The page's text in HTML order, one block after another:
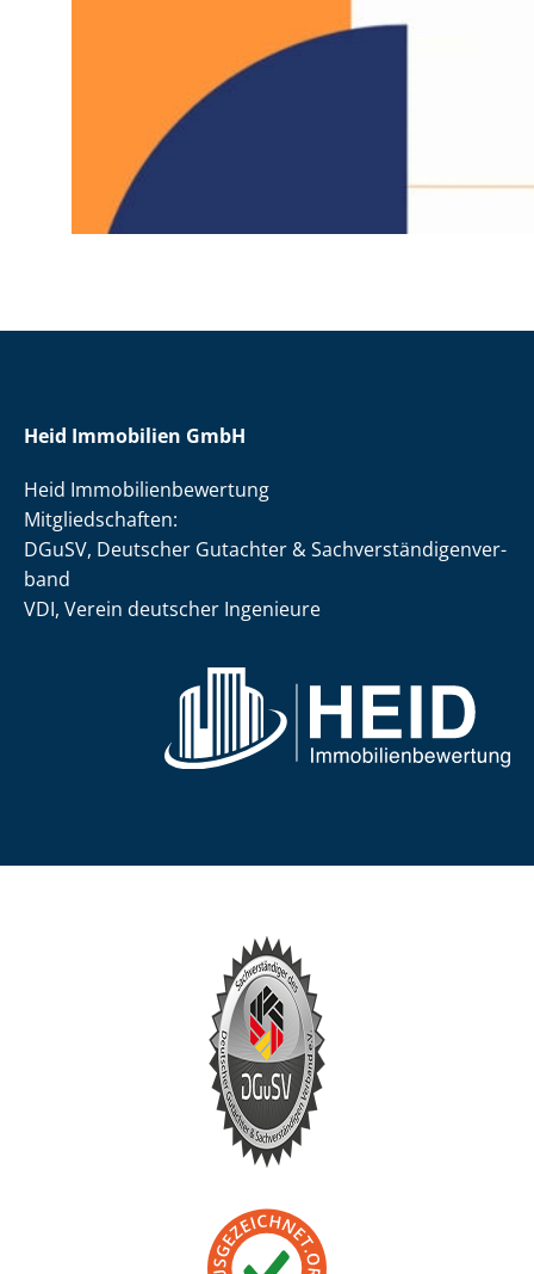
Heid Immobilien GmbH
Heid Im­mo­bi­li­en­be­wer­tung
Mit­glied­schaf­ten:
DGuSV, Deutscher Gutachter & Sach­ver­stän­di­gen­ver­
band
VDI, Verein deutscher Ingenieure